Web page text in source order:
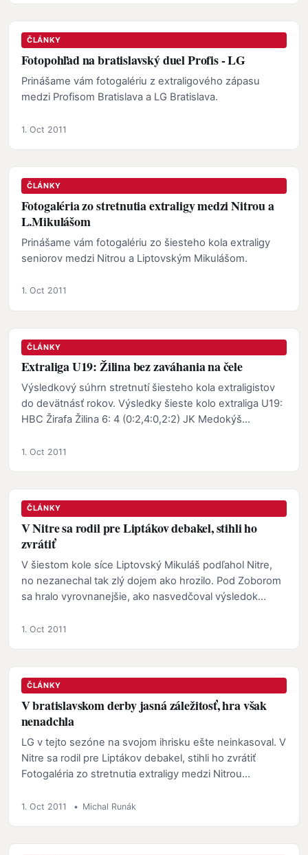
ČLÁNKY
Fotopohľad na bratislavský duel Profis - LG
Prinášame vám fotogalériu z extraligového zápasu
medzi Profisom Bratislava a LG Bratislava.
1. Oct 2011
ČLÁNKY
Fotogaléria zo stretnutia extraligy medzi Nitrou a
L.Mikulášom
Prinášame vám fotogalériu zo šiesteho kola extraligy
seniorov medzi Nitrou a Liptovským Mikulášom.
1. Oct 2011
ČLÁNKY
Extraliga U19: Žilina bez zaváhania na čele
Výsledkový súhrn stretnutí šiesteho kola extraligistov
do devätnásť rokov. Výsledky šieste kolo extraliga U19:
HBC Žirafa Žilina 6: 4 (0:2,4:0,2:2) JK Medokýš…
1. Oct 2011
ČLÁNKY
V Nitre sa rodil pre Liptákov debakel, stihli ho
zvrátiť
V šiestom kole síce Liptovský Mikuláš podľahol Nitre,
no nezanechal tak zlý dojem ako hrozilo. Pod Zoborom
sa hralo vyrovnanejšie, ako nasvedčoval výsledok…
1. Oct 2011
ČLÁNKY
V bratislavskom derby jasná záležitosť, hra však
nenadchla
LG v tejto sezóne na svojom ihrisku ešte neinkasoval. V
Nitre sa rodil pre Liptákov debakel, stihli ho zvrátiť
Fotogaléria zo stretnutia extraligy medzi Nitrou…
1. Oct 2011 • Michal Runák